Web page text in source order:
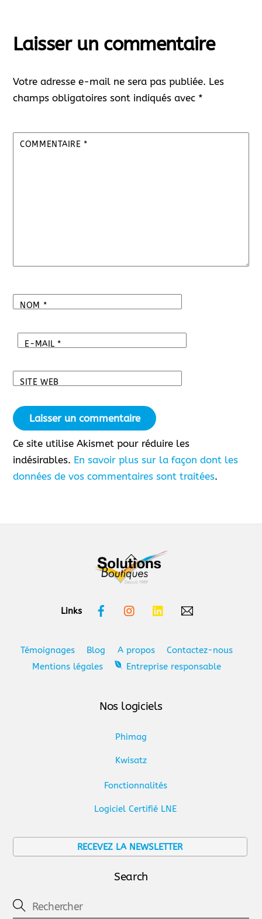
Laisser un commentaire
Votre adresse e-mail ne sera pas publiée. Les
champs obligatoires sont indiqués avec *
COMMENTAIRE *
NOM *
E-MAIL *
SITE WEB
Ce site utilise Akismet pour réduire les
indésirables. En savoir plus sur la façon dont les
données de vos commentaires sont traitées.
Back
To
Links
Témoignages Blog A propos
Contactez-nous
Mentions légales
Entreprise responsable
Nos logiciels
Phimag
Kwisatz
Fonctionnalités
Logiciel Certifié LNE
RECEVEZ LA NEWSLETTER
Search